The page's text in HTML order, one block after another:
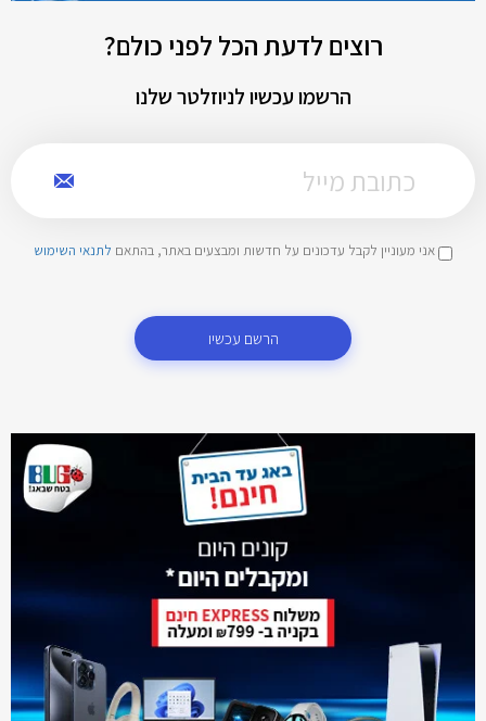
רוצים לדעת הכל לפני כולם?
הרשמו עכשיו לניוזלטר שלנו
אני מעוניין לקבל עדכונים על חדשות ומבצעים באתר, בהתאם לתנאי השימוש
הרשם עכשיו